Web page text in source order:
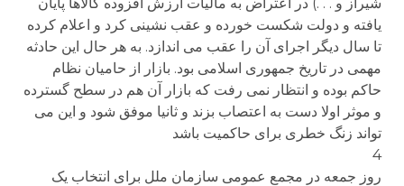
یافته و دولت شکست خورده و عقب نشینی کرد و اعلام کرده
تا سال دیگر اجرای آن را عقب می اندازد. به هر حال این حادثه
مهمی در تاریخ جمهوری اسلامی بود. بازار از حامیان نظام
حاکم بوده و انتظار نمی رفت که بازار آن هم در سطح گسترده
و موثر اولا دست به اعتصاب بزند و ثانیا موفق شود و این می
تواند زنگ خطری برای حاکمیت باشد
4
روز جمعه در مجمع عمومی سازمان ملل برای انتخاب یک